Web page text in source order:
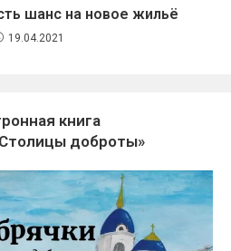
шанс на новое жильё
19.04.2021
книга
доброты»